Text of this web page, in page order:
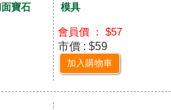
寶石
模具
會員價 ： $57
市價 : $59
加入購物車